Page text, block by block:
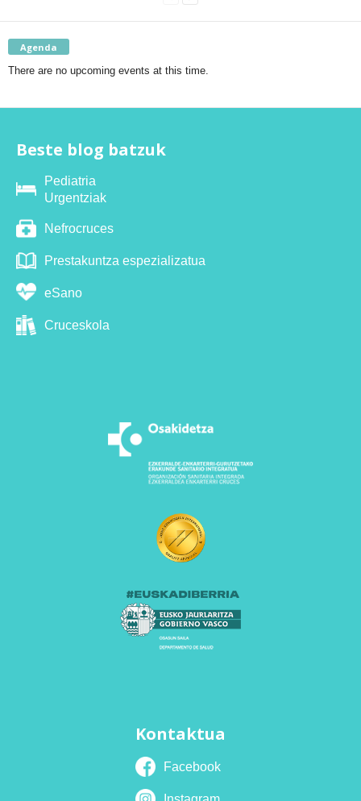
Agenda
There are no upcoming events at this time.
Beste blog batzuk
Pediatria
Urgentziak
Nefrocruces
Prestakuntza espezializatua
eSano
Cruceskola
Kontaktua
Facebook